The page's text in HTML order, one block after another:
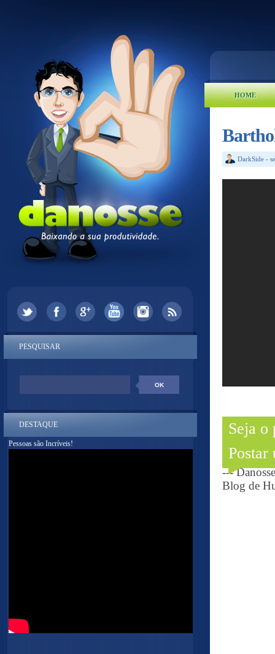
HOME
DarkSide -
Seja o
Postar
---
Blog de
PESQUISAR
DESTAQUE
Pessoas são Incríveis!